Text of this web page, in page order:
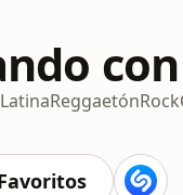
LatinaReggaetónRock